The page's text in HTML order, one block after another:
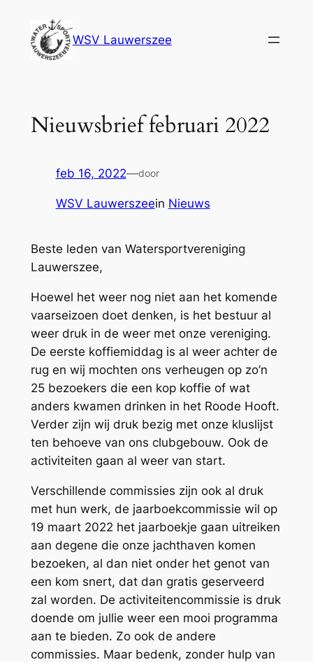
WSV Lauwerszee
Nieuwsbrief februari 2022
feb 16, 2022—door
WSV Lauwerszeein Nieuws
Beste leden van Watersportvereniging
Lauwerszee,
Hoewel het weer nog niet aan het komende
vaarseizoen doet denken, is het bestuur al
weer druk in de weer met onze vereniging.
De eerste koffiemiddag is al weer achter de
rug en wij mochten ons verheugen op zo’n
25 bezoekers die een kop koffie of wat
anders kwamen drinken in het Roode Hooft.
Verder zijn wij druk bezig met onze kluslijst
ten behoeve van ons clubgebouw. Ook de
activiteiten gaan al weer van start.
Verschillende commissies zijn ook al druk
met hun werk, de jaarboekcommissie wil op
19 maart 2022 het jaarboekje gaan uitreiken
aan degene die onze jachthaven komen
bezoeken, al dan niet onder het genot van
een kom snert, dat dan gratis geserveerd
zal worden. De activiteitencommissie is druk
doende om jullie weer een mooi programma
aan te bieden. Zo ook de andere
commissies. Maar bedenk, zonder hulp van